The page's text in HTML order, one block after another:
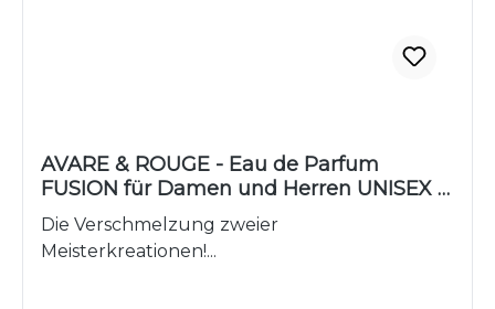
AVARE & ROUGE - Eau de Parfum
FUSION für Damen und Herren UNISEX |
HYBRID 1
Die Verschmelzung zweier
Meisterkreationen!...